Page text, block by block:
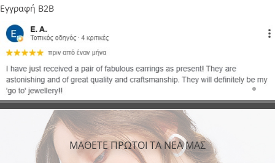
Εγγραφή B2B
ΜΑΘΕΤΕ ΠΡΩΤΟΙ ΤΑ ΝΕΑ ΜΑΣ